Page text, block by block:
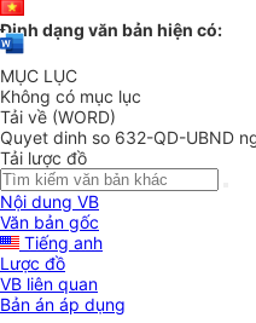
Định dạng văn bản hiện có:
MỤC LỤC
Không có mục lục
Tải về (WORD)
Quyet dinh so 632-QD-UBND
Tải lược đồ
Nội dung VB
Văn bản gốc
Tiếng anh
Lược đồ
VB liên quan
Bản án áp dụng